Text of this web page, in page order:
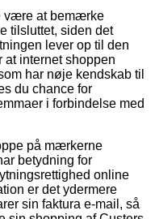
være at bemærke
tilsluttet, siden det
lever op til den
internet shoppen
har nøje kendskab til
du chance for
i forbindelse med
på mærkerne
betydning for
online
er det ydermere
sin faktura e-mail, så